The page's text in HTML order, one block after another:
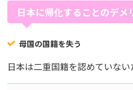
日本に帰化することのデメ
母国の国籍を失う
日本は二重国籍を認めていない